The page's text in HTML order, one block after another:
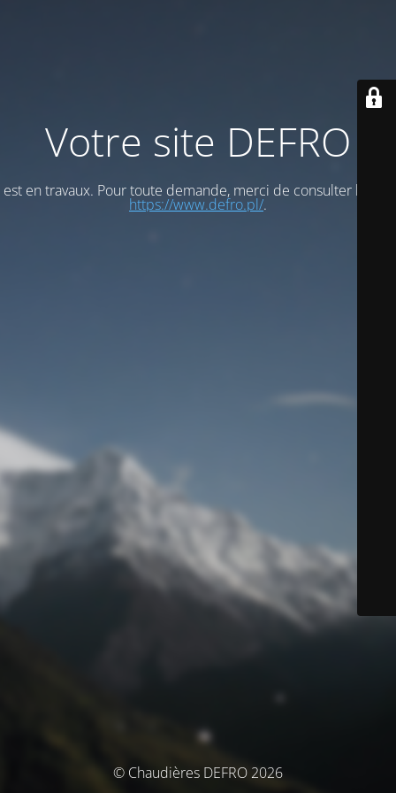
Votre site DEFRO
est en travaux. Pour toute demande, merci de consulter le site
https://www.defro.pl/.
© Chaudières DEFRO 2026